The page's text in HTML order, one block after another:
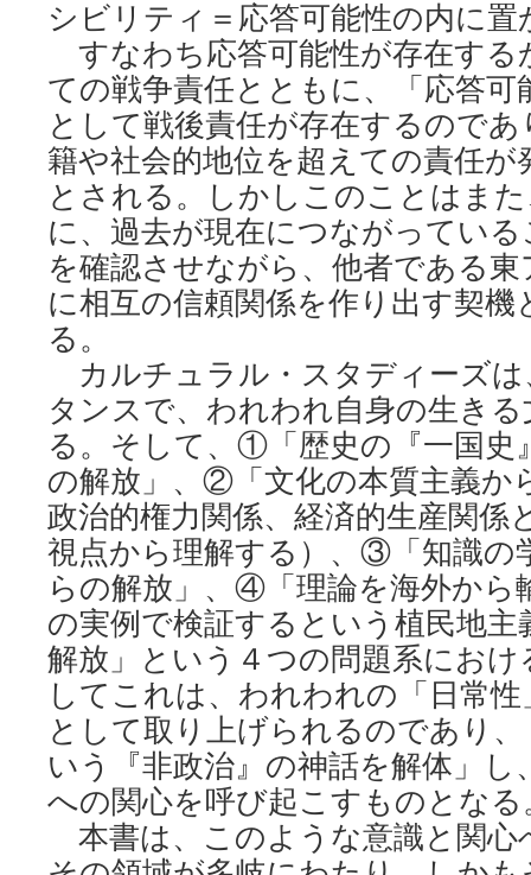
シビリティ＝応答可能性の内に置
すなわち応答可能性が存在する
ての戦争責任とともに、「応答可
として戦後責任が存在するので
籍や社会的地位を超えての責任
とされる。しかしこのことはま
に、過去が現在につながってい
を確認させながら、他者である
に相互の信頼関係を作り出す契
る。
カルチュラル・スタディーズは
タンスで、われわれ自身の生き
る。そして、①「歴史の『一国史
の解放」、②「文化の本質主義か
政治的権力関係、経済的生産関係
視点から理解する）、③「知識の
らの解放」、④「理論を海外から
の実例で検証するという植民地主
解放」という４つの問題系にお
してこれは、われわれの「日常
として取り上げられるのであり
いう『非政治』の神話を解体」し
への関心を呼び起こすものとなる
本書は、このような意識と関心